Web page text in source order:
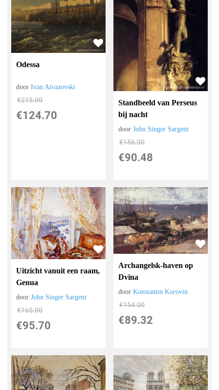
Odessa
doorIvan Aivazovski
€215.00
€124.70
Standbeeld van Perseus
bij nacht
doorJohn Singer Sargent
€156.00
€90.48
Uitzicht vanuit een raam,
Genua
doorJohn Singer Sargent
€165.00
€95.70
Archangelsk-haven op
Dvina
doorKonstantin Korovin
€154.00
€89.32